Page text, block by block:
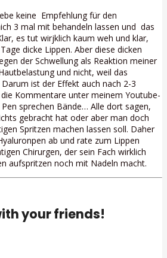
keine Empfehlung für den
3 mal mit behandeln lassen und das
es tut wirjklich kaum weh und klar,
dicke Lippen. Aber diese dicken
der Schwellung als Reaktion meiner
und nicht, weil das
ist der Effekt auch nach 2-3
Kommentare unter meinem Youtube-
sprechen Bände… Alle dort sagen,
gebracht hat oder aber man doch
Spritzen machen lassen soll. Daher
ab und rate zum Lippen
Chirurgen, der sein Fach wirklich
aufspritzen noch mit Nadeln macht.
your friends!